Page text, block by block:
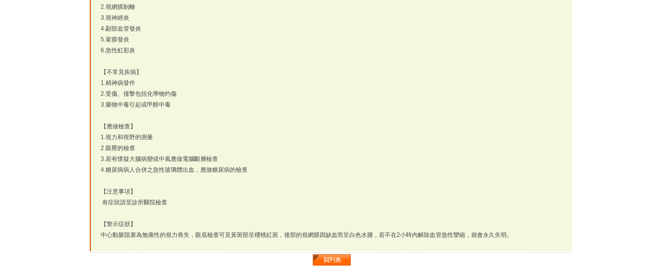
2.視網膜剝離
3.視神經炎
4.顳部血管發炎
5.鞏膜發炎
6.急性虹彩炎
【不常見疾病】
1.精神病發作
2.受傷、撞擊包括化學物灼傷
3.藥物中毒引起或甲醇中毒
【應做檢查】
1.視力和視野的測量
2.眼壓的檢查
3.若有懷疑大腦病變或中風應做電腦斷層檢查
4.糖尿病病人合併之急性玻璃體出血，應做糖尿病的檢查
【注意事項】
有症狀請至診所醫院檢查
【警示症狀】
中心動脈阻塞為無痛性的視力喪失，眼底檢查可見黃斑部呈櫻桃紅斑，後部的視網膜因缺血而呈白色水腫，若不在2小時內解除血管急性攣縮，就會永久失明。